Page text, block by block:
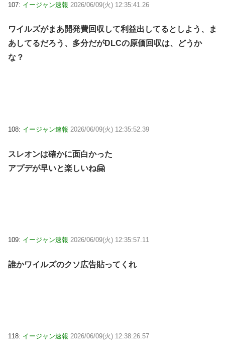
107: イージャン速報 2026/06/09(火) 12:35:41.26
ワイルズがまあ開発費回収して利益出してるとしよう、ま
あしてるだろう、多分だがDLCの原価回収は、どうか
な？
108: イージャン速報 2026/06/09(火) 12:35:52.39
スレオンは確かに面白かった
アプデが早いと楽しいね🤗
109: イージャン速報 2026/06/09(火) 12:35:57.11
誰かワイルズのクソ広告貼ってくれ
118: イージャン速報 2026/06/09(火) 12:38:26.57